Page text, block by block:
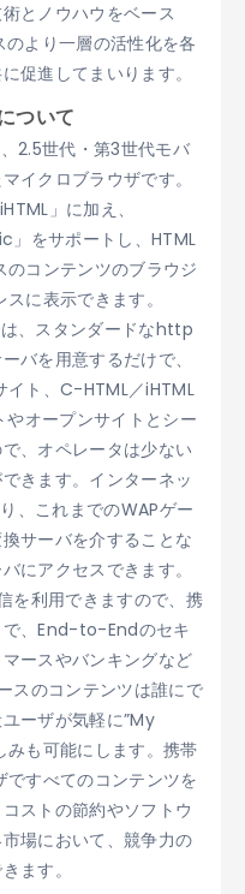
とノウハウをベース
より一層の活性化を各
促進してまいります。
ついて
2.5世代・第3世代モバ
イクロブラウザです。
」に加え、
」をサポートし、HTML
コンテンツのブラウジ
に表示できます。
、スタンダードなhttp
バを用意するだけで、
イト、C-HTML／iHTML
やオープンサイトとシー
、オペレータは少ない
きます。インターネッ
、これまでのWAPゲー
サーバを介することな
にアクセスできます。
を利用できますので、携
で、End-to-Endのセキ
ースやバンキングなど
スのコンテンツは誰にで
ーザが気軽に”My
も可能にします。携帯
ですべてのコンテンツを
ストの節約やソフトウ
場において、競争力の
ます。